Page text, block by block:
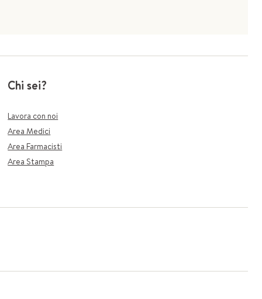
Chi sei?
Lavora con noi
Area Medici
Area Farmacisti
Area Stampa